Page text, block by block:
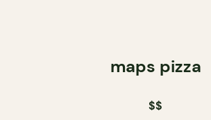
maps pizza
$$